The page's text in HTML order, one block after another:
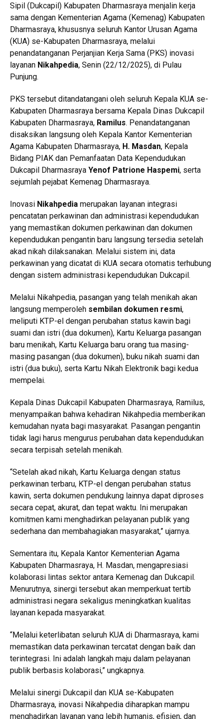
Sipil (Dukcapil) Kabupaten Dharmasraya menjalin kerja
sama dengan Kementerian Agama (Kemenag) Kabupaten
Dharmasraya, khususnya seluruh Kantor Urusan Agama
(KUA) se-Kabupaten Dharmasraya, melalui
penandatanganan Perjanjian Kerja Sama (PKS) inovasi
layanan Nikahpedia, Senin (22/12/2025), di Pulau
Punjung.
PKS tersebut ditandatangani oleh seluruh Kepala KUA se-
Kabupaten Dharmasraya bersama Kepala Dinas Dukcapil
Kabupaten Dharmasraya, Ramilus. Penandatanganan
disaksikan langsung oleh Kepala Kantor Kementerian
Agama Kabupaten Dharmasraya, H. Masdan, Kepala
Bidang PIAK dan Pemanfaatan Data Kependudukan
Dukcapil Dharmasraya Yenof Patrione Haspemi, serta
sejumlah pejabat Kemenag Dharmasraya.
Inovasi Nikahpedia merupakan layanan integrasi
pencatatan perkawinan dan administrasi kependudukan
yang memastikan dokumen perkawinan dan dokumen
kependudukan pengantin baru langsung tersedia setelah
akad nikah dilaksanakan. Melalui sistem ini, data
perkawinan yang dicatat di KUA secara otomatis terhubung
dengan sistem administrasi kependudukan Dukcapil.
Melalui Nikahpedia, pasangan yang telah menikah akan
langsung memperoleh sembilan dokumen resmi,
meliputi KTP-el dengan perubahan status kawin bagi
suami dan istri (dua dokumen), Kartu Keluarga pasangan
baru menikah, Kartu Keluarga baru orang tua masing-
masing pasangan (dua dokumen), buku nikah suami dan
istri (dua buku), serta Kartu Nikah Elektronik bagi kedua
mempelai.
Kepala Dinas Dukcapil Kabupaten Dharmasraya, Ramilus,
menyampaikan bahwa kehadiran Nikahpedia memberikan
kemudahan nyata bagi masyarakat. Pasangan pengantin
tidak lagi harus mengurus perubahan data kependudukan
secara terpisah setelah menikah.
“Setelah akad nikah, Kartu Keluarga dengan status
perkawinan terbaru, KTP-el dengan perubahan status
kawin, serta dokumen pendukung lainnya dapat diproses
secara cepat, akurat, dan tepat waktu. Ini merupakan
komitmen kami menghadirkan pelayanan publik yang
sederhana dan membahagiakan masyarakat,” ujarnya.
Sementara itu, Kepala Kantor Kementerian Agama
Kabupaten Dharmasraya, H. Masdan, mengapresiasi
kolaborasi lintas sektor antara Kemenag dan Dukcapil.
Menurutnya, sinergi tersebut akan memperkuat tertib
administrasi negara sekaligus meningkatkan kualitas
layanan kepada masyarakat.
“Melalui keterlibatan seluruh KUA di Dharmasraya, kami
memastikan data perkawinan tercatat dengan baik dan
terintegrasi. Ini adalah langkah maju dalam pelayanan
publik berbasis kolaborasi,” ungkapnya.
Melalui sinergi Dukcapil dan KUA se-Kabupaten
Dharmasraya, inovasi Nikahpedia diharapkan mampu
menghadirkan layanan yang lebih humanis, efisien, dan